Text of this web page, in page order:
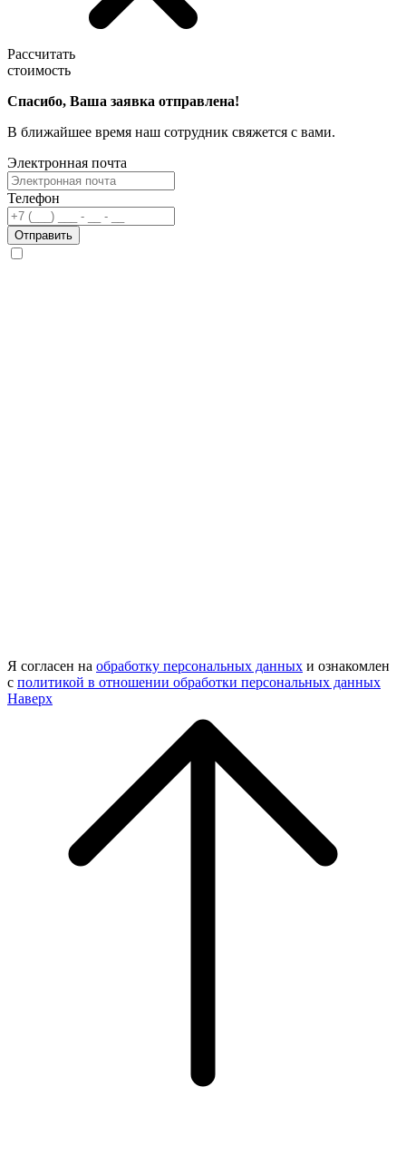
Рассчитать
стоимость
Спасибо, Ваша заявка отправлена!
В ближайшее время наш сотрудник свяжется с вами.
Электронная почта
Телефон
Отправить
Я согласен на обработку персональных данных и ознакомлен
с политикой в отношении обработки персональных данных
Наверх